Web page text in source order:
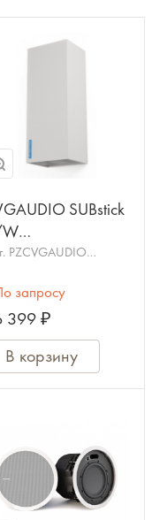
SUBstick
160W(max)
PZCVGAUDIO
запросу
399 ₽
В корзину